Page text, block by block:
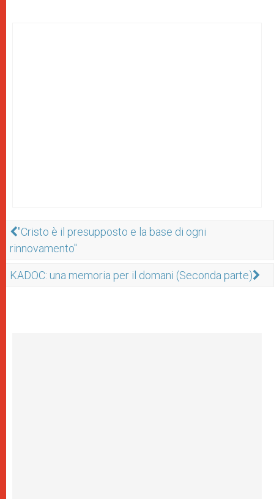
"Cristo è il presupposto e la base di ogni
rinnovamento"
KADOC: una memoria per il domani (Seconda parte)